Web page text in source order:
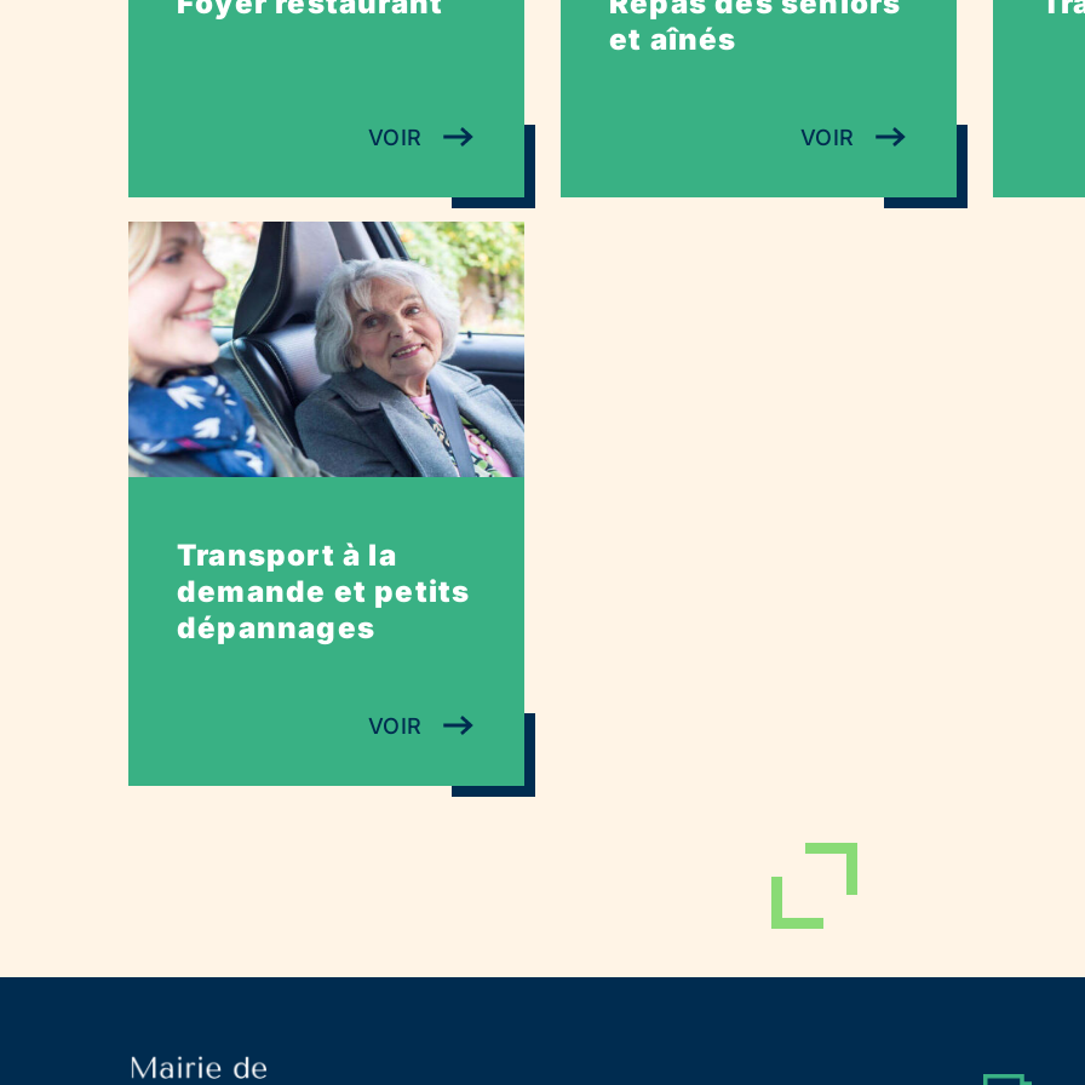
VOIR
et aînés
VOIR
Transport à la
demande et petits
dépannages
VOIR